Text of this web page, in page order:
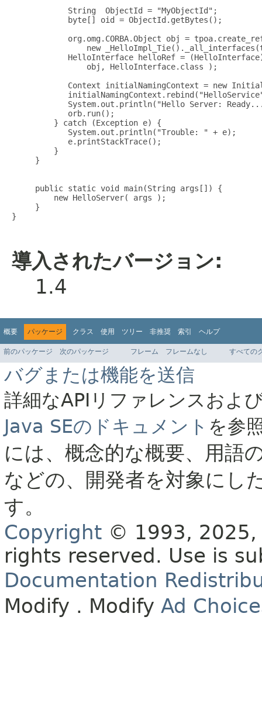
            String  ObjectId = "MyObjectId";
            byte[] oid = ObjectId.getBytes();
org.omg.CORBA.Object obj =
new
HelloInterface helloRef =
                obj, HelloInterface.class );
Context initialNamingContext = new
System.out.println("Hello Server:
            orb.run();
         } catch (Exception e) {
            System.out.println("Trouble: " + e);
            e.printStackTrace();
         }
     }
     public static void main(String args[]) {
         new HelloServer( args );
     }
}
導入されたバージョン:
1.4
概要 パッケージ クラス 使用 ツリー 非推奨 索引 ヘルプ
前のパッケージ 次のパッケージ フレーム フレームなし すべての
バグまたは機能を送信
詳細なAPIリファレンスおよ
Java SEのドキュメント を参
には、概念的な概要、用語
などの、開発者を対象にし
す。
Copyright © 1993,
rights reserved. Use is
Documentation
Modify . Modify Ad